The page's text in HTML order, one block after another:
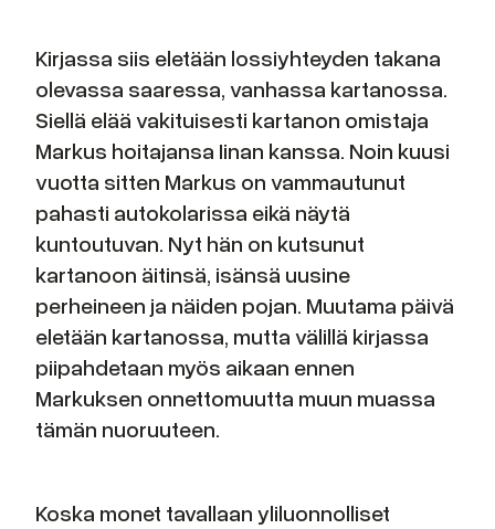
Kirjassa siis eletään lossiyhteyden takana
olevassa saaressa, vanhassa kartanossa.
Siellä elää vakituisesti kartanon omistaja
Markus hoitajansa Iinan kanssa. Noin kuusi
vuotta sitten Markus on vammautunut
pahasti autokolarissa eikä näytä
kuntoutuvan. Nyt hän on kutsunut
kartanoon äitinsä, isänsä uusine
perheineen ja näiden pojan. Muutama päivä
eletään kartanossa, mutta välillä kirjassa
piipahdetaan myös aikaan ennen
Markuksen onnettomuutta muun muassa
tämän nuoruuteen.
Koska monet tavallaan yliluonnolliset